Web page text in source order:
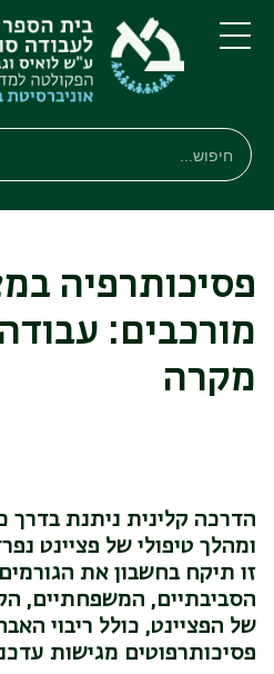
דילוג
דילוג
תפריט
חיפוש
Search
פסיכותרפיה
מורכבים:
מקרה
הדרכה קלינית ניתנת
ומהלך טיפולי של פציינט
זו תיקח בחשבון את
הסביבתיים, המשפחתיים,
של הפציינט, כולל ריבוי
פסיכותרפוטים מגישות